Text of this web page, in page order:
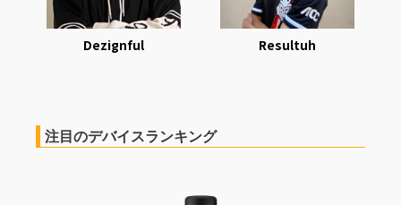
Dezignful Resultuh
注目のデバイスランキング